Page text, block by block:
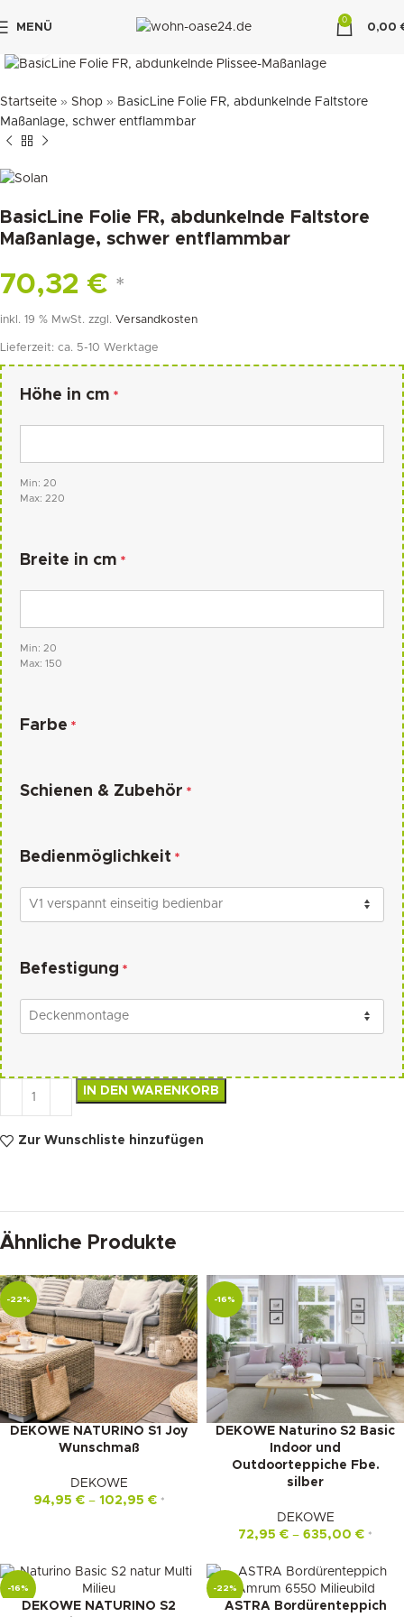
MENÜ
0
0,00
Startseite » Shop » BasicLine Folie FR, abdunkelnde Faltstore
Maßanlage, schwer entflammbar
BasicLine Folie FR, abdunkelnde Faltstore
Maßanlage, schwer entflammbar
70,32 € *
inkl. 19 % MwSt. zzgl. Versandkosten
Lieferzeit: ca. 5-10 Werktage
Höhe in cm *
Min: 20
Max: 220
Breite in cm *
Min: 20
Max: 150
Farbe *
Schienen & Zubehör *
Bedienmöglichkeit *
Befestigung *
IN DEN WARENKORB
Zur Wunschliste hinzufügen
Ähnliche Produkte
-22%
DEKOWE NATURINO S1 Joy
Wunschmaß
DEKOWE
94,95 €– 102,95 € *
-16%
DEKOWE Naturino S2 Basic
Indoor und
Outdoorteppiche Fbe.
silber
DEKOWE
72,95 € – 635,00 € *
-16%
DEKOWE NATURINO S2
-22%
ASTRA Bordürenteppich